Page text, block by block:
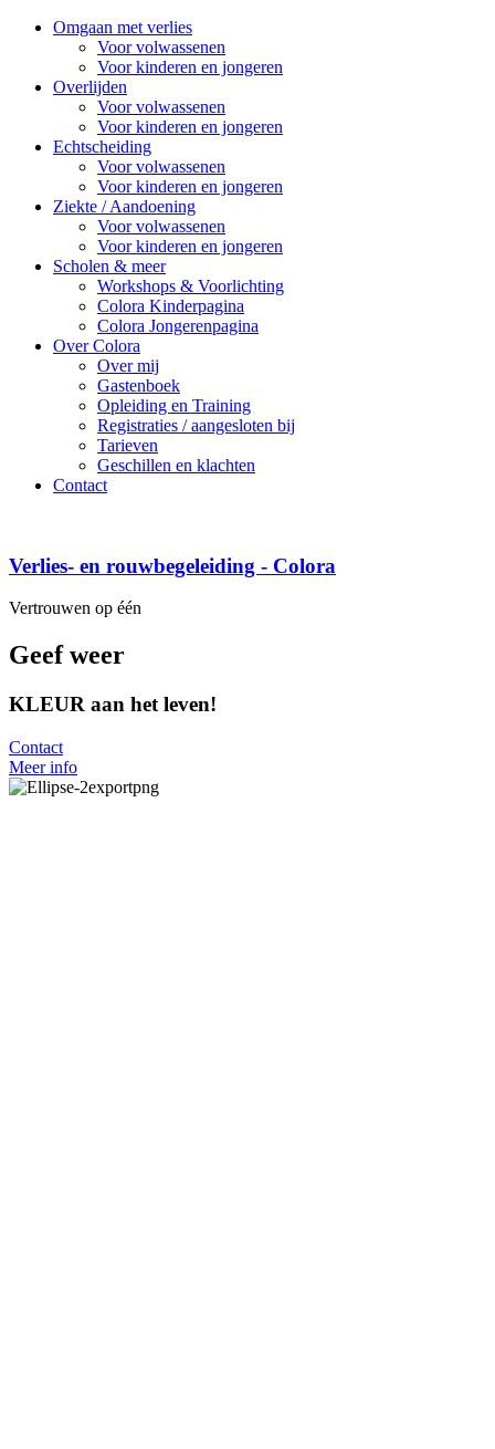
Omgaan met verlies
Voor volwassenen
Voor kinderen en jongeren
Overlijden
Voor volwassenen
Voor kinderen en jongeren
Echtscheiding
Voor volwassenen
Voor kinderen en jongeren
Ziekte / Aandoening
Voor volwassenen
Voor kinderen en jongeren
Scholen & meer
Workshops & Voorlichting
Colora Kinderpagina
Colora Jongerenpagina
Over Colora
Over mij
Gastenboek
Opleiding en Training
Registraties / aangesloten bij
Tarieven
Geschillen en klachten
Contact
Verlies- en rouwbegeleiding - Colora
Vertrouwen op één
Geef weer
KLEUR aan het leven!
Contact
Meer info